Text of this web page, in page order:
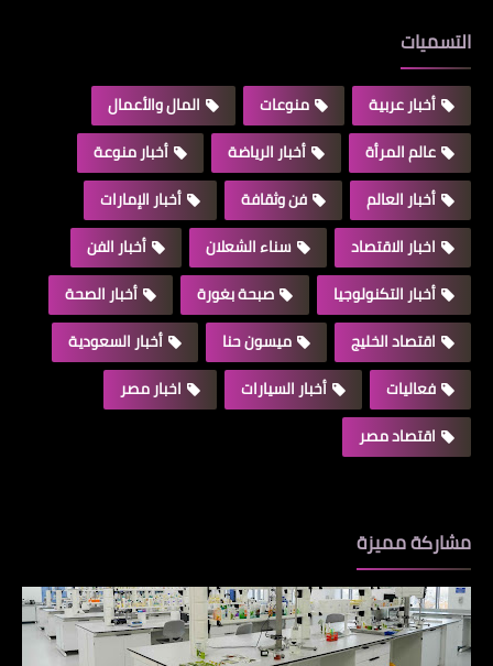
التسميات
أخبار عربية منوعات
المال والأعمال
عالم المرأة
أخبار الرياضة
أخبار منوعة
أخبار العالم
فن وثقافة
أخبار الإمارات
اخبار الاقتصاد
سناء الشعلان
أخبار الفن
أخبار التكنولوجيا
صبحة بغورة
أخبار الصحة
اقتصاد الخليج
ميسون حنا
أخبار السعودية
فعاليات
أخبار السيارات
اخبار مصر
اقتصاد مصر
مشاركة مميزة